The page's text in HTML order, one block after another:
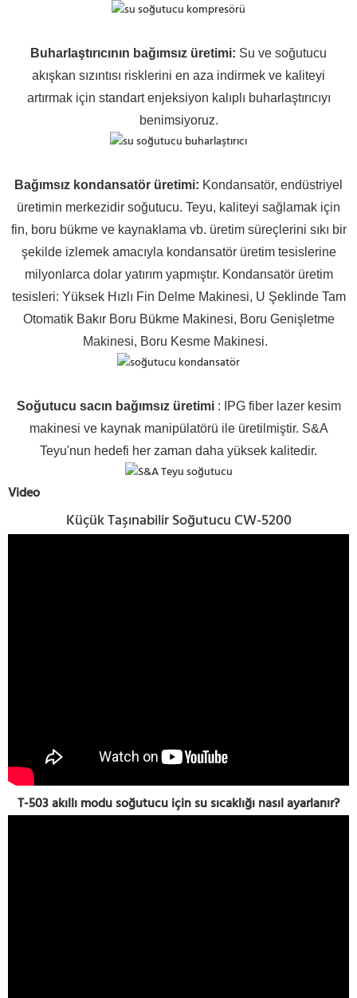
Buharlaştırıcının bağımsız üretimi: Su ve soğutucu
akışkan sızıntısı risklerini en aza indirmek ve kaliteyi
artırmak için standart enjeksiyon kalıplı buharlaştırıcıyı
benimsiyoruz.
Bağımsız kondansatör üretimi: Kondansatör, endüstriyel
üretimin merkezidir soğutucu. Teyu, kaliteyi sağlamak için
fin, boru bükme ve kaynaklama vb. üretim süreçlerini sıkı bir
şekilde izlemek amacıyla kondansatör üretim tesislerine
milyonlarca dolar yatırım yapmıştır. Kondansatör üretim
tesisleri: Yüksek Hızlı Fin Delme Makinesi, U Şeklinde Tam
Otomatik Bakır Boru Bükme Makinesi, Boru Genişletme
Makinesi, Boru Kesme Makinesi.
Soğutucu sacın bağımsız üretimi: IPG fiber lazer kesim
makinesi ve kaynak manipülatörü ile üretilmiştir. S&A
Teyu'nun hedefi her zaman daha yüksek kalitedir.
Video
Küçük Taşınabilir Soğutucu CW-5200
T-503 akıllı modu soğutucu için su sıcaklığı nasıl ayarlanır?